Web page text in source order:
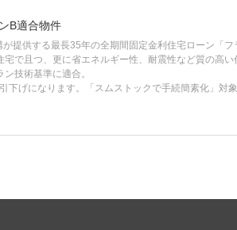
B適合物件
提供する最長35年の全期間固定金利住宅ローン「フ
で且つ、更に省エネルギー性、耐震性など質の高い
技術基準に適合。
下げになります。「スムストックで手続簡素化」対象